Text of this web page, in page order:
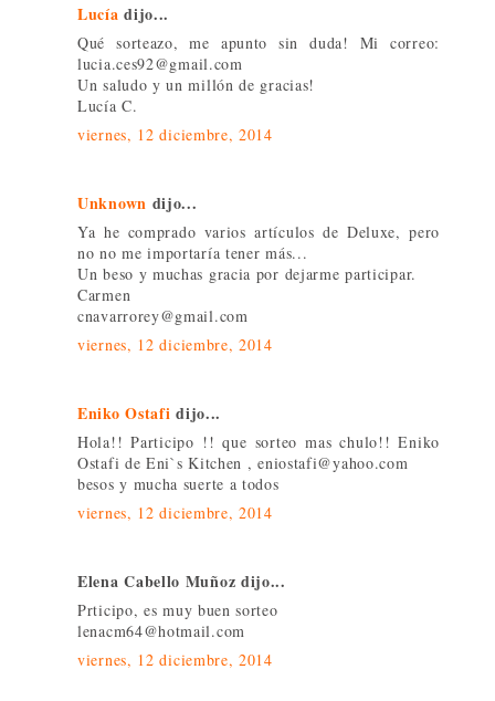
Lucía dijo...
Qué sorteazo, me apunto sin duda! Mi correo:
lucia.ces92@gmail.com
Un saludo y un millón de gracias!
Lucía C.
viernes, 12 diciembre, 2014
Unknown dijo...
Ya he comprado varios artículos de Deluxe, pero
no no me importaría tener más...
Un beso y muchas gracia por dejarme participar.
Carmen
cnavarrorey@gmail.com
viernes, 12 diciembre, 2014
Eniko Ostafi dijo...
Hola!! Participo !! que sorteo mas chulo!! Eniko
Ostafi de Eni`s Kitchen , eniostafi@yahoo.com
besos y mucha suerte a todos
viernes, 12 diciembre, 2014
Elena Cabello Muñoz dijo...
Prticipo, es muy buen sorteo
lenacm64@hotmail.com
viernes, 12 diciembre, 2014